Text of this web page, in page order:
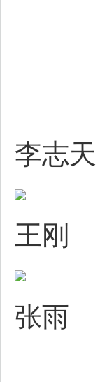
李志天
王刚
张雨